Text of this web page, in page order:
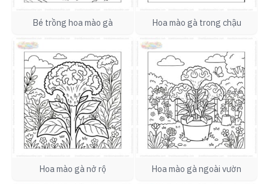
Bé trồng hoa mào gà Hoa mào gà trong chậu
Hoa mào gà nở rộ Hoa mào gà ngoài vườn